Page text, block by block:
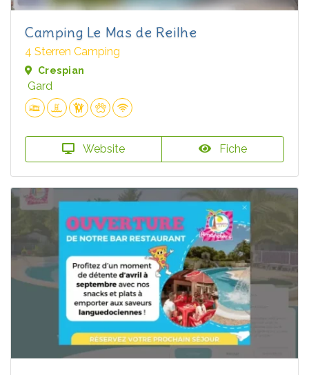
Camping Le Mas de Reilhe
4 Sterren Camping
Crespian
Gard
Website Fiche